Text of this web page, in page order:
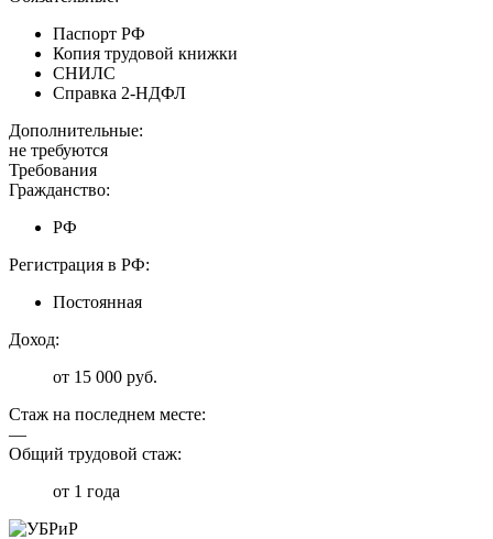
Паспорт РФ
Копия трудовой книжки
СНИЛС
Справка 2-НДФЛ
Дополнительные:
не требуются
Требования
Гражданство:
РФ
Регистрация в РФ:
Постоянная
Доход:
от 15 000 руб.
Стаж на последнем месте:
—
Общий трудовой стаж:
от 1 года